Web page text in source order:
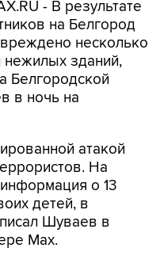
несколько
зданий,
Белгородской
в ночь на
атакой
о 13
детей, в
Шуваев в
Max.
повреждения